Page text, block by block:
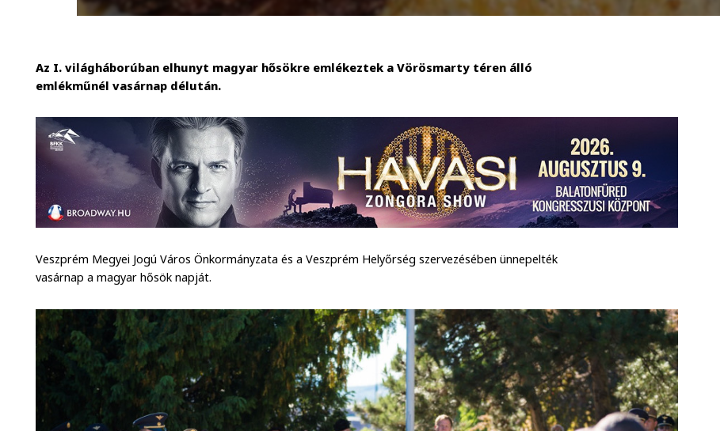
Az I. világháborúban elhunyt magyar hősökre emlékeztek a Vörösmarty téren álló
emlékműnél vasárnap délután.
Veszprém Megyei Jogú Város Önkormányzata és a Veszprém Helyőrség szervezésében ünnepelték
vasárnap a magyar hősök napját.